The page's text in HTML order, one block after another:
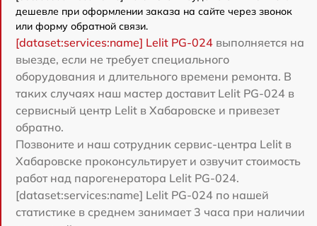
дешевле при оформлении заказа на сайте через звонок
или форму обратной связи.
[dataset:services:name] Lelit PG-024 выполняется на
выезде, если не требует специального
оборудования и длительного времени ремонта. В
таких случаях наш мастер доставит Lelit PG-024 в
сервисный центр Lelit в Хабаровске и привезет
обратно.
Позвоните и наш сотрудник сервис-центра Lelit в
Хабаровске проконсультирует и озвучит стоимость
работ над парогенератора Lelit PG-024.
[dataset:services:name] Lelit PG-024 по нашей
статистике в среднем занимает 3 часа при наличии